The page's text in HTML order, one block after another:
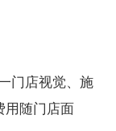
门店视觉、施
用随门店面